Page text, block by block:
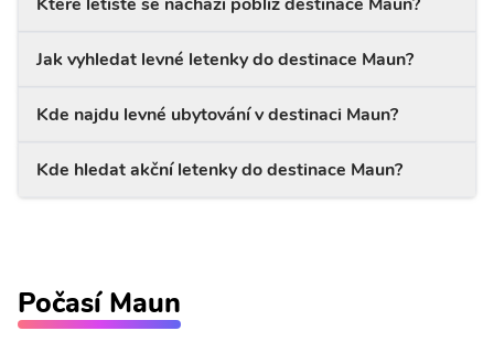
Jak vyhledat levné letenky do destinace Maun?
Kde najdu levné ubytování v destinaci Maun?
Kde hledat akční letenky do destinace Maun?
Počasí Maun